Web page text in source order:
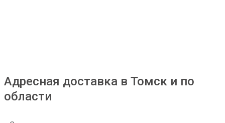
Адресная доставка в Томск и по
области